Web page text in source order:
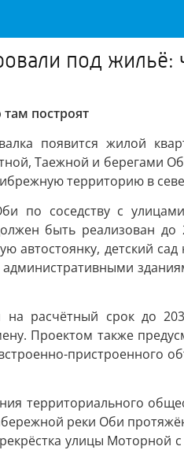
под жильё:
построят
появится жилой
Таежной и берегами
территорию в
соседству с
быть реализован
автостоянку, детский
расчётный срок до
Проектом также
пристроенного
территориального
реки Оби
улицы